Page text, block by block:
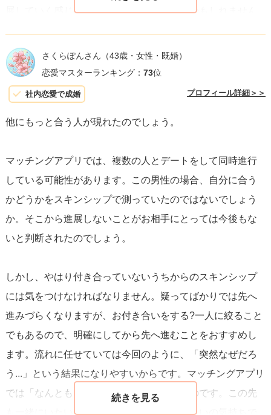
展していく感じの恋愛タイプの男性だったかもしれません
さくらぽんさん （43歳・女性・既婚）
恋愛マスターランキング： 73位
社内恋愛で成婚 プロフィール詳細＞＞
他にもっと合う人が現れたのでしょう。
マッチングアプリでは、複数の人とデートをして同時進行
している可能性があります。この男性の場合、自分に合う
かどうかをスキンシップで測っていたのではないでしょう
か。そこから進展しないことがお相手にとっては今後もな
いと判断されたのでしょう。
しかし、やはり付き合っていないうちからのスキンシップ
には気をつけなければなりません。疑ってばかりでは先へ
進みづらくなりますが、お付き合いをする?一人に絞ること
でもあるので、明確にしてから先へ進むことをおすすめし
ます。流れに任せていては今回のように、「突然なぜだろ
う...」という結果になりやすいからです。マッチングアプリ
では「なんともいえない関係」ではダメなのです。この先
も一緒にいたいと思えばアプリをやめるくらいの気持ちで